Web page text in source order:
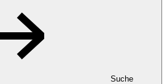
Suche